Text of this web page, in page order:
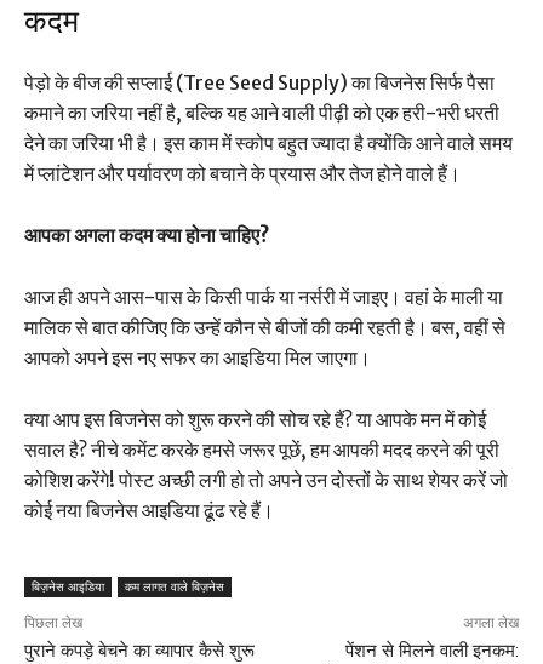
कदम
पेड़ो के बीज की सप्लाई (Tree Seed Supply) का बिजनेस सिर्फ पैसा
कमाने का जरिया नहीं है, बल्कि यह आने वाली पीढ़ी को एक हरी-भरी धरती
देने का जरिया भी है। इस काम में स्कोप बहुत ज्यादा है क्योंकि आने वाले समय
में प्लांटेशन और पर्यावरण को बचाने के प्रयास और तेज होने वाले हैं।
आपका अगला कदम क्या होना चाहिए?
आज ही अपने आस-पास के किसी पार्क या नर्सरी में जाइए। वहां के माली या
मालिक से बात कीजिए कि उन्हें कौन से बीजों की कमी रहती है। बस, वहीं से
आपको अपने इस नए सफर का आइडिया मिल जाएगा।
क्या आप इस बिजनेस को शुरू करने की सोच रहे हैं? या आपके मन में कोई
सवाल है? नीचे कमेंट करके हमसे जरूर पूछें, हम आपकी मदद करने की पूरी
कोशिश करेंगे! पोस्ट अच्छी लगी हो तो अपने उन दोस्तों के साथ शेयर करें जो
कोई नया बिजनेस आइडिया ढूंढ रहे हैं।
बिज़नेस आइडिया कम लागत वाले बिज़नेस
पिछला लेख
पुराने कपड़े बेचने का व्यापार कैसे शुरू
अगला लेख
पेंशन से मिलने वाली इनकम: